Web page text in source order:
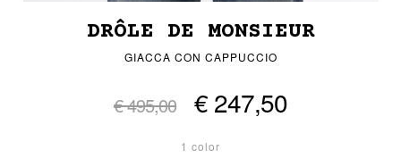
DRÔLE DE MONSIEUR
GIACCA CON CAPPUCCIO
€ 495,00 € 247,50
1 color